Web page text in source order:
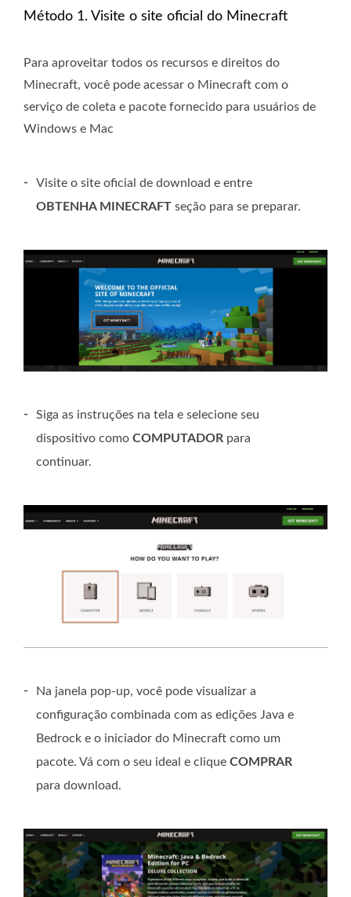
Método 1. Visite o site oficial do Minecraft
Para aproveitar todos os recursos e direitos do
Minecraft, você pode acessar o Minecraft com o
serviço de coleta e pacote fornecido para usuários de
Windows e Mac
-
Visite o site oficial de download e entre
OBTENHA MINECRAFT seção para se preparar.
-
Siga as instruções na tela e selecione seu
dispositivo como COMPUTADOR para
continuar.
-
Na janela pop-up, você pode visualizar a
configuração combinada com as edições Java e
Bedrock e o iniciador do Minecraft como um
pacote. Vá com o seu ideal e clique COMPRAR
para download.